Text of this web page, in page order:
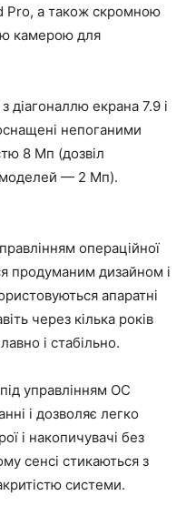
Pro, а також скромною
камерою для
діагоналлю екрана 7.9 і
непоганими
8 Мп (дозвіл
моделей — 2 Мп).
операційної
продуманим дизайном і
апаратні
через кілька років
і стабільно.
управлінням ОС
і дозволяє легко
і накопичувачі без
сенсі стикаються з
системи.